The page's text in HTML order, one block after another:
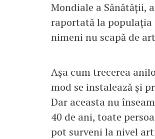
Mondiale a Sănătății,
raportată la populația
nimeni nu scapă de
Așa cum trecerea
mod se instalează și
Dar aceasta nu
40 de ani, toate
pot surveni la nivel